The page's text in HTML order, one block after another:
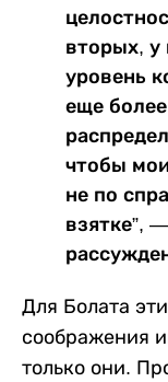
вторых, у
уровень
еще
чтобы
не по
взятке”,
Для Болата
соображения
только они.